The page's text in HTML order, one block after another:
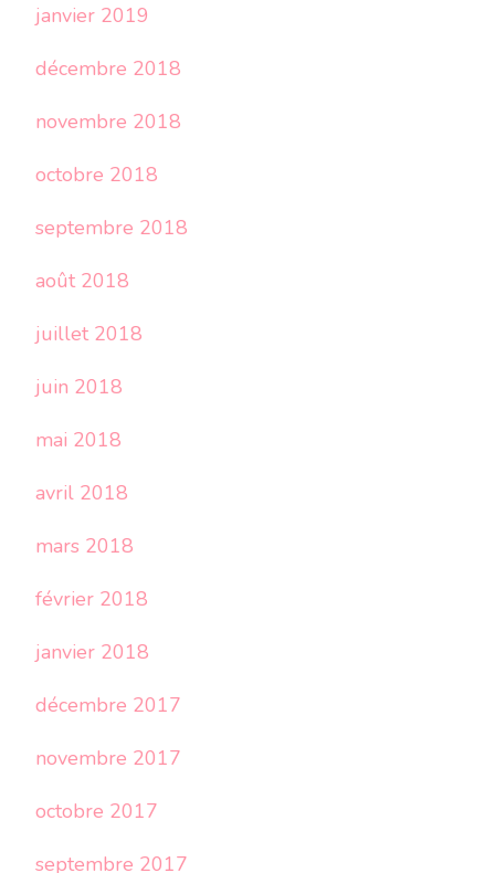
janvier 2019
décembre 2018
novembre 2018
octobre 2018
septembre 2018
août 2018
juillet 2018
juin 2018
mai 2018
avril 2018
mars 2018
février 2018
janvier 2018
décembre 2017
novembre 2017
octobre 2017
septembre 2017